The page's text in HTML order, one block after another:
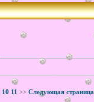
10 11 >> Следующая страница